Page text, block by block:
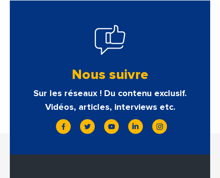
Nous suivre
Sur les réseaux ! Du contenu exclusif.
Vidéos, articles, interviews etc.